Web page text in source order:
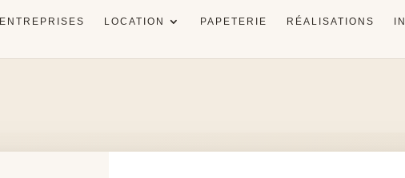
ENTREPRISES LOCATION PAPETERIE RÉALISATIONS